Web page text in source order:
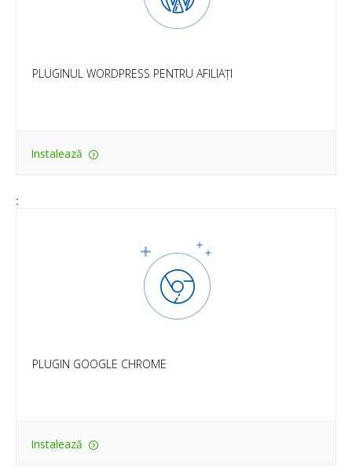
PLUGINUL WORDPRESS PENTRU AFILIAȚI
Instalează
:
PLUGIN GOOGLE CHROME
Ai la un singur click statisticile care contează și poți să
generezi extrem de simplu link-uri de afiliat.
Instalează